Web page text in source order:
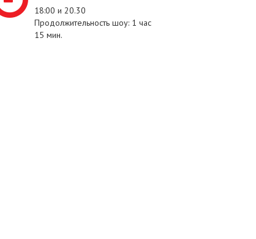
18:00 и 20.30
Продолжительность шоу: 1 час
15 мин.